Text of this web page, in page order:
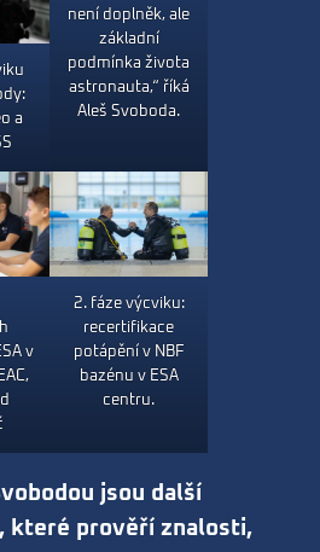
a
není doplněk, ale
základní
podmínka života
astronauta,“ říká
Aleš Svoboda.
v
2. fáze výcviku:
recertifikace
potápění v NBF
bazénu v ESA
centru.
jsou další
které prověří znalosti,